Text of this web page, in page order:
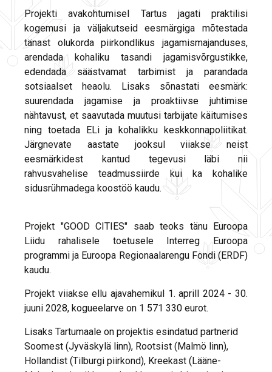
Projekti avakohtumisel Tartus jagati praktilisi
kogemusi ja väljakutseid eesmärgiga mõtestada
tänast olukorda piirkondlikus jagamismajanduses,
arendada kohaliku tasandi jagamisvõrgustikke,
edendada säästvamat tarbimist ja parandada
sotsiaalset heaolu. Lisaks sõnastati eesmärk:
suurendada jagamise ja proaktiivse juhtimise
nähtavust, et saavutada muutusi tarbijate käitumises
ning toetada ELi ja kohalikku keskkonnapoliitikat.
Järgnevate aastate jooksul viiakse neist
eesmärkidest kantud tegevusi läbi nii
rahvusvahelise teadmussiirde kui ka kohalike
sidusrühmadega koostöö kaudu.
Projekt "GOOD CITIES" saab teoks tänu Euroopa
Liidu rahalisele toetusele Interreg Euroopa
programmi ja Euroopa Regionaalarengu Fondi (ERDF)
kaudu.
Projekt viiakse ellu ajavahemikul 1. aprill 2024 - 30.
juuni 2028, kogueelarve on 1 571 330 eurot.
Lisaks Tartumaale on projektis esindatud partnerid
Soomest (Jyväskylä linn), Rootsist (Malmö linn),
Hollandist (Tilburgi piirkond), Kreekast (Lääne-